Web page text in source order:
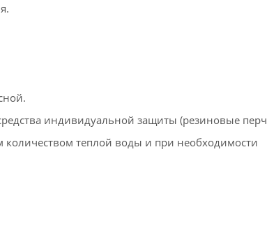
индивидуальной защиты (резиновые
теплой воды и при необходимости